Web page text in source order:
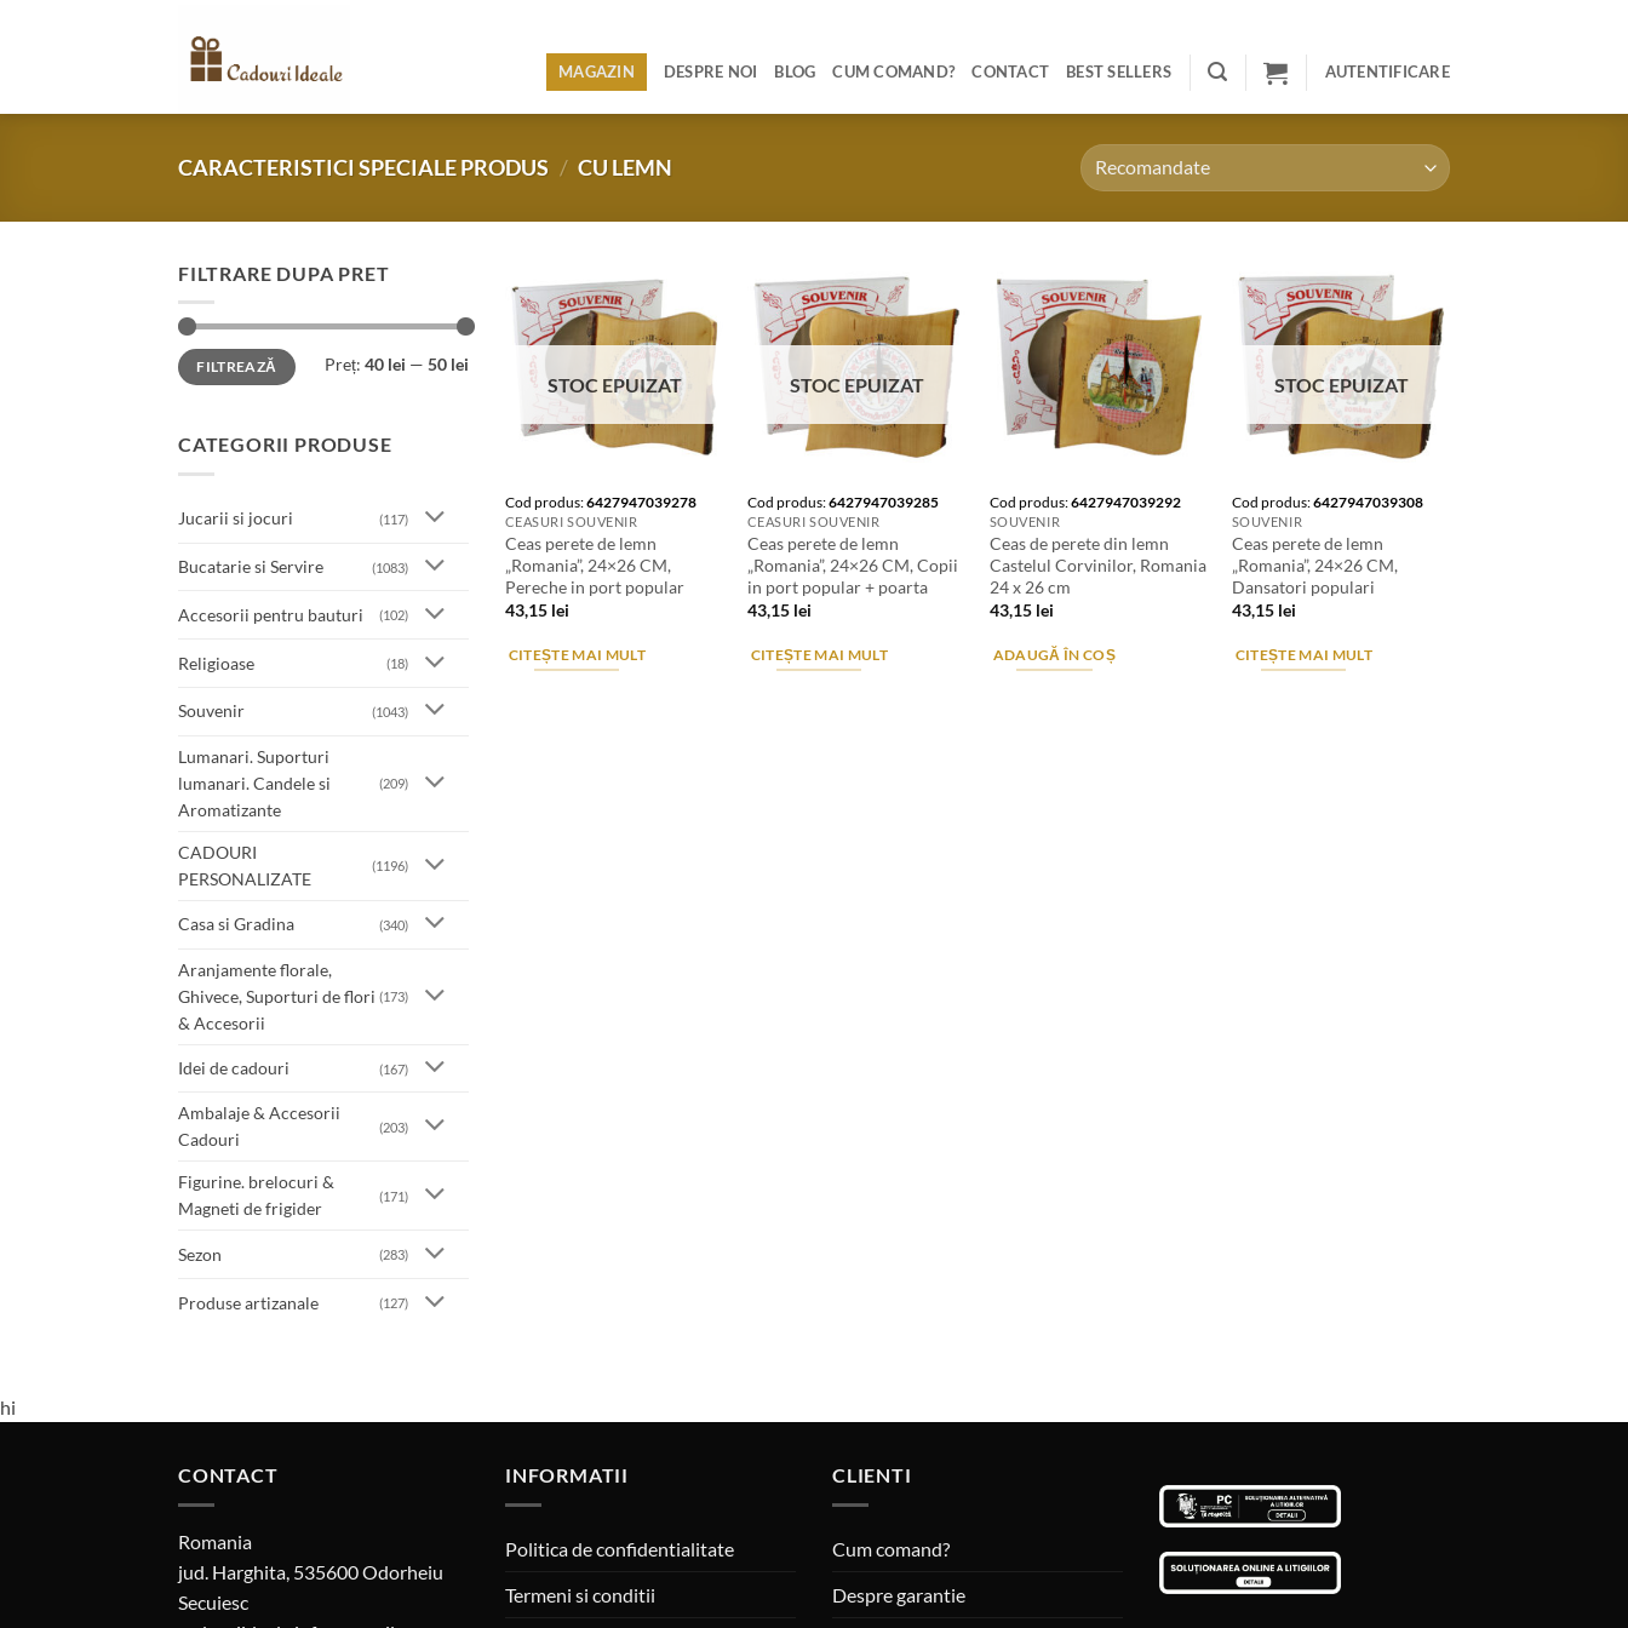
MAGAZIN DESPRE NOI BLOG CUM COMAND? CONTACT BEST SELLERS AUTENTIFICARE
CARACTERISTICI SPECIALE PRODUS / CU LEMN
FILTRARE DUPA PRET
Preț
minim
Preț
maxim
FILTREAZĂ Preț: 40 lei — 50 lei
CATEGORII PRODUSE
Jucarii si jocuri (117)
Bucatarie si Servire (1083)
Accesorii pentru bauturi (102)
Religioase (18)
Souvenir (1043)
Lumanari. Suporturi
lumanari. Candele si
Aromatizante
(209)
CADOURI
PERSONALIZATE
(1196)
Casa si Gradina (340)
Aranjamente florale,
Ghivece, Suporturi de flori
& Accesorii
(173)
Idei de cadouri (167)
Ambalaje & Accesorii
Cadouri
(203)
Figurine. brelocuri &
Magneti de frigider
(171)
Sezon (283)
Produse artizanale (127)
STOC EPUIZAT
Cod produs:6427947039278
CEASURI SOUVENIR
Ceas perete de lemn
„Romania”, 24×26 CM,
Pereche in port popular
43,15 lei
CITEȘTE MAI MULT
STOC EPUIZAT
Cod produs:6427947039285
CEASURI SOUVENIR
Ceas perete de lemn
„Romania”, 24×26 CM, Copii
in port popular + poarta
43,15 lei
CITEȘTE MAI MULT
Cod produs:6427947039292
SOUVENIR
Ceas de perete din lemn
Castelul Corvinilor, Romania
24 x 26 cm
43,15 lei
ADAUGĂ ÎN COȘ
STOC EPUIZAT
Cod produs:6427947039308
SOUVENIR
Ceas perete de lemn
„Romania”, 24×26 CM,
Dansatori populari
43,15 lei
CITEȘTE MAI MULT
hi
CONTACT
Romania
jud. Harghita, 535600 Odorheiu
Secuiesc
INFORMATII
Politica de confidentialitate
Termeni si conditii
CLIENTI
Cum comand?
Despre garantie